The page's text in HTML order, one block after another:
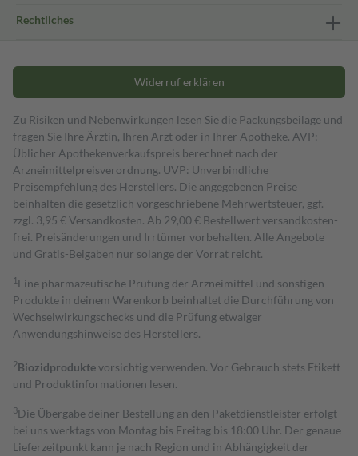
Rechtliches
Widerruf erklären
Zu Risiken und Nebenwirkungen lesen Sie die Packungsbeilage und
fragen Sie Ihre Ärztin, Ihren Arzt oder in Ihrer Apotheke. AVP:
Üblicher Apothekenverkaufspreis berechnet nach der
Arzneimittelpreisverordnung. UVP: Unverbindliche
Preisempfehlung des Herstellers. Die angegebenen Preise
beinhalten die gesetzlich vorgeschriebene Mehrwertsteuer, ggf.
zzgl. 3,95 € Versandkosten. Ab 29,00 € Bestell­wert versand­kosten­
frei. Preisänderungen und Irrtümer vorbehalten. Alle Angebote
und Gratis-Beigaben nur solange der Vorrat reicht.
1 Eine pharmazeutische Prüfung der Arzneimittel und sonstigen
Produkte in deinem Warenkorb beinhaltet die Durchführung von
Wechselwirkungschecks und die Prüfung etwaiger
Anwendungshinweise des Herstellers.
2Biozidproduktevorsichtig verwenden. Vor Gebrauch stets Etikett
und Produktinformationen lesen.
3Die Übergabe deiner Bestellung an den Paketdienstleister erfolgt
bei uns werktags von Montag bis Freitag bis 18:00 Uhr. Der genaue
Lieferzeitpunkt kann je nach Region und in Abhängigkeit der